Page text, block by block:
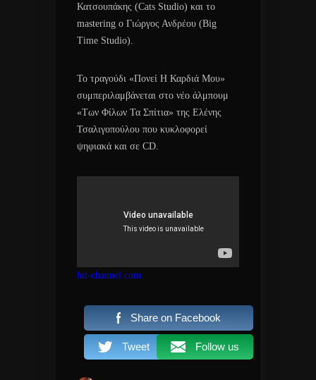
Κατσουπάκης (Cats Studio) και το
mastering ο Γιώργος Ανδρέου (Big
Time Studio).
Το τραγούδι «Πονεί Η Καρδιά Μου»
συμπεριλαμβάνεται στο νέο άλμπουμ
«Των Φίλων Τα Σπίτια» της Ελένης
Τσαλιγοπούλου που κυκλοφορεί
ψηφιακά και σε CD.
hit-channel.com
Share on Facebook
Tweet Follow us